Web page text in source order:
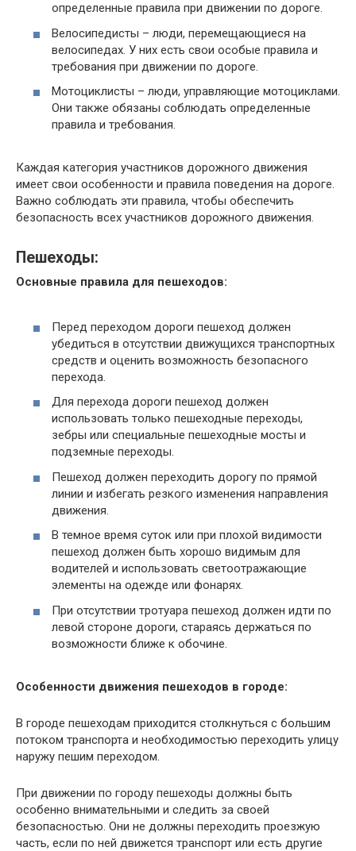
определенные правила при движении по дороге.
Велосипедисты – люди, перемещающиеся на
велосипедах. У них есть свои особые правила и
требования при движении по дороге.
Мотоциклисты – люди, управляющие мотоциклами.
Они также обязаны соблюдать определенные
правила и требования.
Каждая категория участников дорожного движения
имеет свои особенности и правила поведения на дороге.
Важно соблюдать эти правила, чтобы обеспечить
безопасность всех участников дорожного движения.
Пешеходы:
Основные правила для пешеходов:
Перед переходом дороги пешеход должен
убедиться в отсутствии движущихся транспортных
средств и оценить возможность безопасного
перехода.
Для перехода дороги пешеход должен
использовать только пешеходные переходы,
зебры или специальные пешеходные мосты и
подземные переходы.
Пешеход должен переходить дорогу по прямой
линии и избегать резкого изменения направления
движения.
В темное время суток или при плохой видимости
пешеход должен быть хорошо видимым для
водителей и использовать светоотражающие
элементы на одежде или фонарях.
При отсутствии тротуара пешеход должен идти по
левой стороне дороги, стараясь держаться по
возможности ближе к обочине.
Особенности движения пешеходов в городе:
В городе пешеходам приходится столкнуться с большим
потоком транспорта и необходимостью переходить улицу
наружу пешим переходом.
При движении по городу пешеходы должны быть
особенно внимательными и следить за своей
безопасностью. Они не должны переходить проезжую
часть, если по ней движется транспорт или есть другие